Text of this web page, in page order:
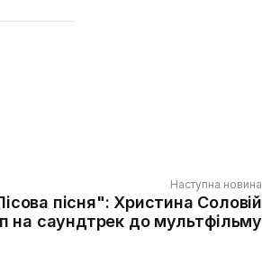
Наступна новина
пісня": Христина Соловій
на саундтрек до мультфільму